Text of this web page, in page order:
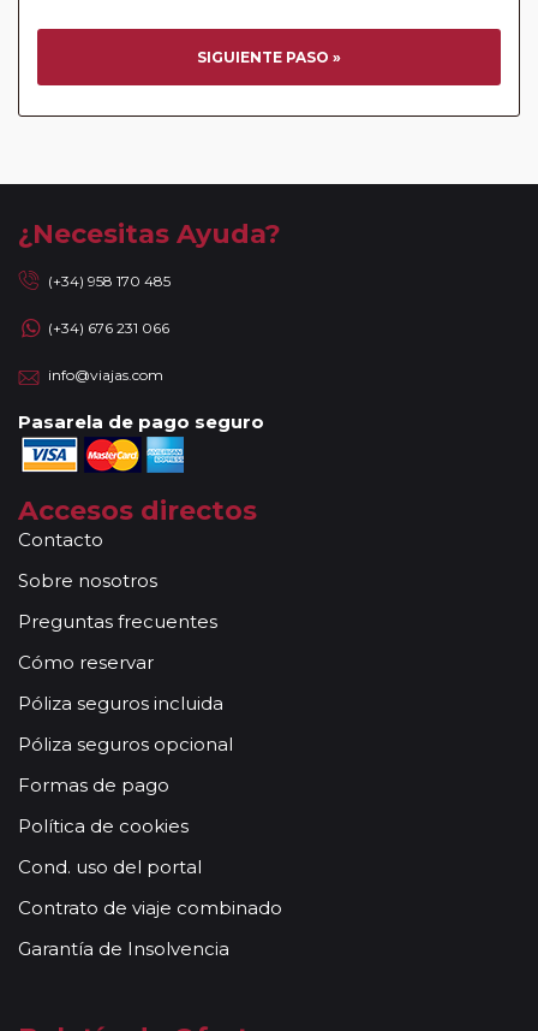
SIGUIENTE PASO »
¿Necesitas Ayuda?
(+34) 958 170 485
(+34) 676 231 066
info@viajas.com
Pasarela de pago seguro
Accesos directos
Contacto
Sobre nosotros
Preguntas frecuentes
Cómo reservar
Póliza seguros incluida
Póliza seguros opcional
Formas de pago
Política de cookies
Cond. uso del portal
Contrato de viaje combinado
Garantía de Insolvencia